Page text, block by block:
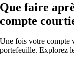
Que faire
compte
Une fois votre compte
portefeuille. Explorez